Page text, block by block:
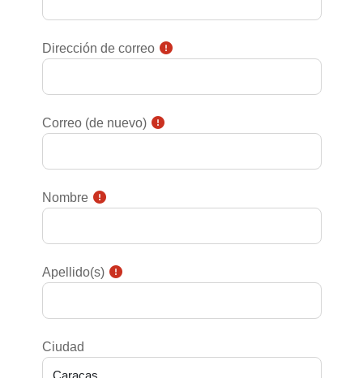
Dirección de correo
Correo (de nuevo)
Nombre
Apellido(s)
Ciudad